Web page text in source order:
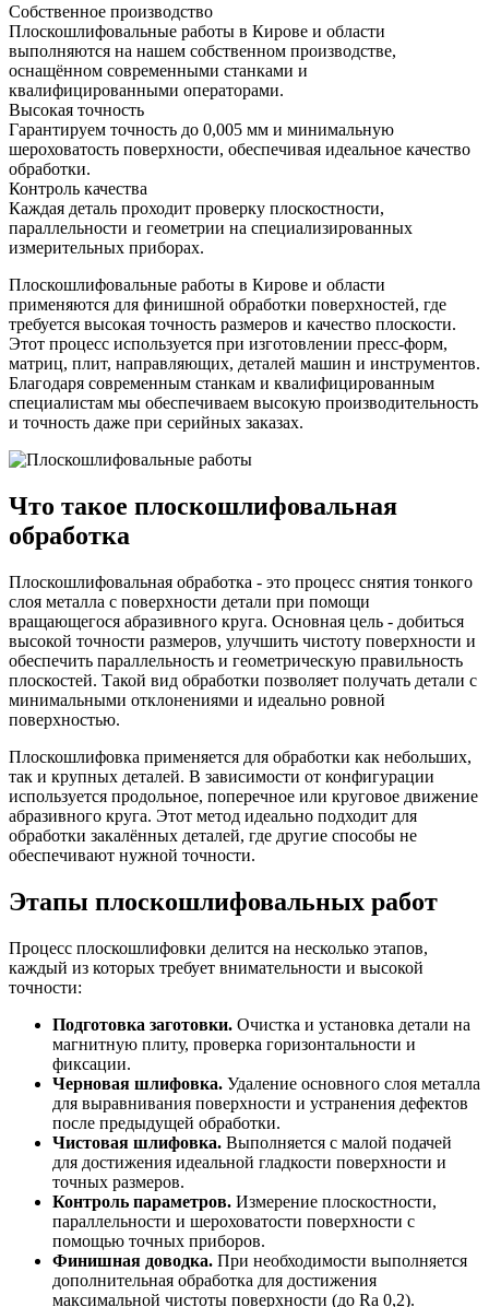
Собственное производство
Плоскошлифовальные работы в Кирове и области
выполняются на нашем собственном производстве,
оснащённом современными станками и
квалифицированными операторами.
Высокая точность
Гарантируем точность до 0,005 мм и минимальную
шероховатость поверхности, обеспечивая идеальное качество
обработки.
Контроль качества
Каждая деталь проходит проверку плоскостности,
параллельности и геометрии на специализированных
измерительных приборах.
Плоскошлифовальные работы в Кирове и области
применяются для финишной обработки поверхностей, где
требуется высокая точность размеров и качество плоскости.
Этот процесс используется при изготовлении пресс-форм,
матриц, плит, направляющих, деталей машин и инструментов.
Благодаря современным станкам и квалифицированным
специалистам мы обеспечиваем высокую производительность
и точность даже при серийных заказах.
Что такое плоскошлифовальная
обработка
Плоскошлифовальная обработка - это процесс снятия тонкого
слоя металла с поверхности детали при помощи
вращающегося абразивного круга. Основная цель - добиться
высокой точности размеров, улучшить чистоту поверхности и
обеспечить параллельность и геометрическую правильность
плоскостей. Такой вид обработки позволяет получать детали с
минимальными отклонениями и идеально ровной
поверхностью.
Плоскошлифовка применяется для обработки как небольших,
так и крупных деталей. В зависимости от конфигурации
используется продольное, поперечное или круговое движение
абразивного круга. Этот метод идеально подходит для
обработки закалённых деталей, где другие способы не
обеспечивают нужной точности.
Этапы плоскошлифовальных работ
Процесс плоскошлифовки делится на несколько этапов,
каждый из которых требует внимательности и высокой
точности:
Подготовка заготовки. Очистка и установка детали на
магнитную плиту, проверка горизонтальности и
фиксации.
Черновая шлифовка. Удаление основного слоя металла
для выравнивания поверхности и устранения дефектов
после предыдущей обработки.
Чистовая шлифовка. Выполняется с малой подачей
для достижения идеальной гладкости поверхности и
точных размеров.
Контроль параметров. Измерение плоскостности,
параллельности и шероховатости поверхности с
помощью точных приборов.
Финишная доводка. При необходимости выполняется
дополнительная обработка для достижения
максимальной чистоты поверхности (до Ra 0,2).